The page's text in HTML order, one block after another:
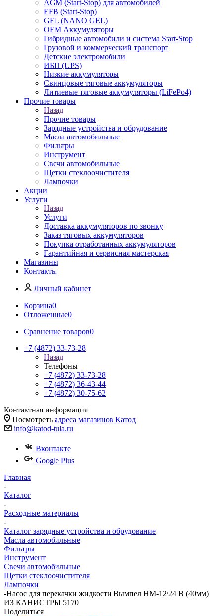
AGM (Start-Stop) для автомобилей
EFB (Start-Stop)
GEL (NANO GEL)
OEM Аккумуляторы
Гибридные автомобили и система Start-Stop
Грузовой и коммерческий транспорт
Детские электромобили
ИБП (UPS)
Низкие аккумуляторы
Свинцовые тяговые аккумуляторы
Литиевые тяговые аккумуляторы (LiFePo4)
Прочие товары
Назад
Прочие товары
Зарядные устройства и обрудование
Масла автомобильные
Фильтры
Инструмент
Свечи автомобильные
Щетки стеклоочистителя
Лампочки
Акции
Услуги
Назад
Услуги
Доставка аккумуляторов по звонку
Заказ тяговых аккумуляторов
Покупка отработанных аккумуляторов
Гарантийная и сервисная мастерская
Магазины
Контакты
Личный кабинет
Корзина0
Отложенные0
Сравнение товаров0
+7 (4872) 33-73-28
Назад
Телефоны
+7 (4872) 33-73-28
+7 (4872) 36-43-44
+7 (4872) 30-75-62
Контактная информация
Посмотреть адреса магазинов Катод
info@katod-tula.ru
Вконтакте
Google Plus
Главная
-
Каталог
-
Расходные материалы
-
Каталог зарядные устройства и обрудование
Масла автомобильные
Фильтры
Инструмент
Свечи автомобильные
Щетки стеклоочистителя
Лампочки
-Насос для перекачки жидкости Вымпел НМ-12/24 В (40мм)
ИЗ КАНИСТРЫ 5170
Поделиться